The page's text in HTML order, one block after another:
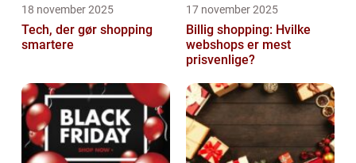
18 november 2025
Tech, der gør shopping
smartere
17 november 2025
Billig shopping: Hvilke
webshops er mest
prisvenlige?